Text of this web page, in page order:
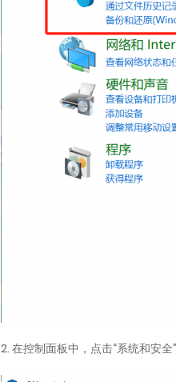
2. 在控制面板中，点击“系统和安全